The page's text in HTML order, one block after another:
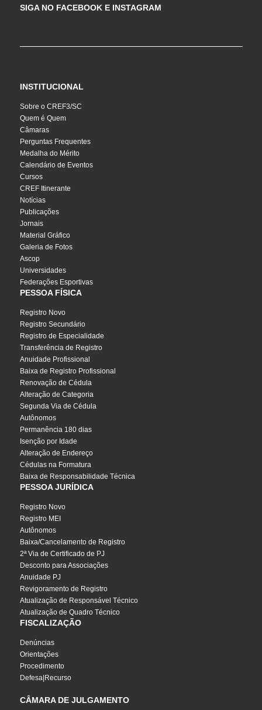
SIGA NO FACEBOOK E INSTAGRAM
INSTITUCIONAL
Sobre o CREF3/SC
Quem é Quem
Câmaras
Perguntas Frequentes
Medalha do Mérito
Calendário de Eventos
Cursos
CREF Itinerante
Notícias
Publicações
Jornais
Material Gráfico
Galeria de Fotos
Ascop
Universidades
Federações Esportivas
PESSOA FÍSICA
Registro Novo
Registro Secundário
Registro de Especialidade
Transferência de Registro
Anuidade Profissional
Baixa de Registro Profissional
Renovação de Cédula
Alteração de Categoria
Segunda Via de Cédula
Autônomos
Permanência 180 dias
Isenção por Idade
Alteração de Endereço
Cédulas na Formatura
Baixa de Responsabilidade Técnica
PESSOA JURÍDICA
Registro Novo
Registro MEI
Autônomos
Baixa/Cancelamento de Registro
2ª Via de Certificado de PJ
Desconto para Associações
Anuidade PJ
Revigoramento de Registro
Atualização de Responsável Técnico
Atualização de Quadro Técnico
FISCALIZAÇÃO
Denúncias
Orientações
Procedimento
Defesa|Recurso
CÂMARA DE JULGAMENTO